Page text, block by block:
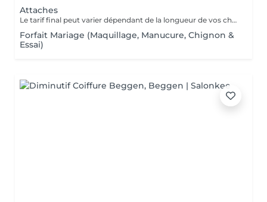
Attaches
Le tarif final peut varier dépendant de la longueur de vos cheveux ainsi que des soins et produits utilisés.
Forfait Mariage (Maquillage, Manucure, Chignon &
Essai)